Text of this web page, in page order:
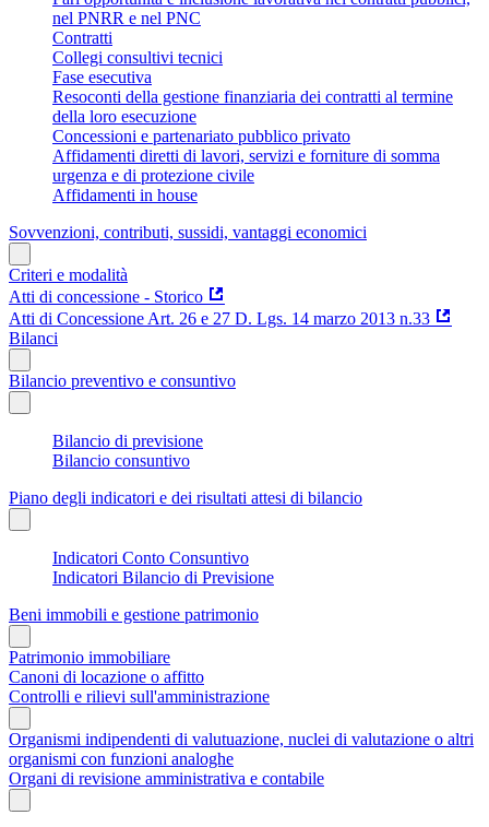
nel PNRR e nel PNC
Contratti
Collegi consultivi tecnici
Fase esecutiva
Resoconti della gestione finanziaria dei contratti al termine
della loro esecuzione
Concessioni e partenariato pubblico privato
Affidamenti diretti di lavori, servizi e forniture di somma
urgenza e di protezione civile
Affidamenti in house
Sovvenzioni, contributi, sussidi, vantaggi economici
Criteri e modalità
Atti di concessione - Storico
Atti di Concessione Art. 26 e 27 D. Lgs. 14 marzo 2013 n.33
Bilanci
Bilancio preventivo e consuntivo
Bilancio di previsione
Bilancio consuntivo
Piano degli indicatori e dei risultati attesi di bilancio
Indicatori Conto Consuntivo
Indicatori Bilancio di Previsione
Beni immobili e gestione patrimonio
Patrimonio immobiliare
Canoni di locazione o affitto
Controlli e rilievi sull'amministrazione
Organismi indipendenti di valutuazione, nuclei di valutazione o altri
organismi con funzioni analoghe
Organi di revisione amministrativa e contabile